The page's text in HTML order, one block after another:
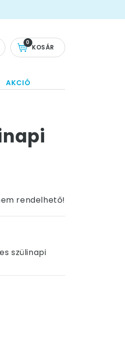
KOSÁR
0
AKCIÓ
rendelhető!
szülinapi